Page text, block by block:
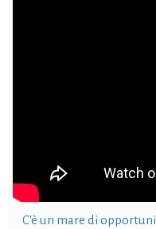
C'è un mare di